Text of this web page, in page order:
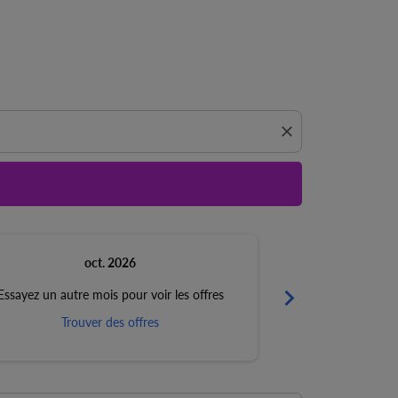
close
trouver des offres.
oct. 2026
un autre mois pour voir les offres
Trouver des offres
chevron_right